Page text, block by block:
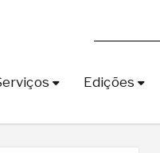
Edições